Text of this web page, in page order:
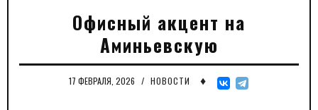
Офисный акцент на
Аминьевскую
17 ФЕВРАЛЯ, 2026 / НОВОСТИ ♦